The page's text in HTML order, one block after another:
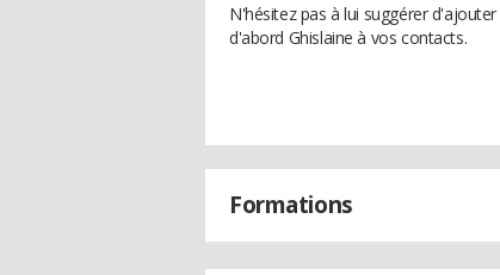
N'hésitez pas à lui suggérer
d'abord Ghislaine à vos contacts.
Formations